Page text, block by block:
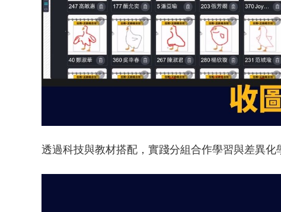
透過科技與教材搭配，實踐分組合作學習與差異化